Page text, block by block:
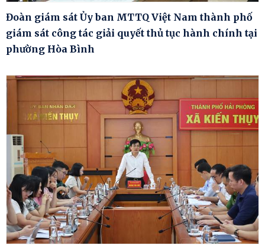
Đoàn giám sát Ủy ban MTTQ Việt Nam thành phố
giám sát công tác giải quyết thủ tục hành chính tại
phường Hòa Bình